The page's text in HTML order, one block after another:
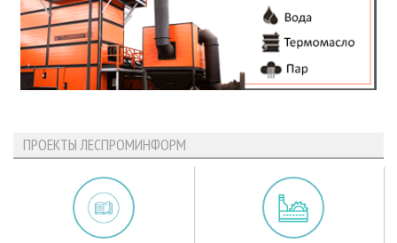
ПРОЕКТЫ ЛЕСПРОМИНФОРМ